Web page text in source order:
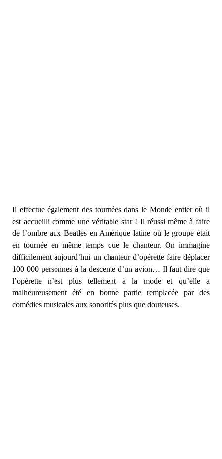
Il effectue également des tournées dans le Monde entier où il
est accueilli comme une véritable star ! Il réussi même à faire
de l’ombre aux Beatles en Amérique latine où le groupe était
en tournée en même temps que le chanteur. On immagine
difficilement aujourd’hui un chanteur d’opérette faire déplacer
100 000 personnes à la descente d’un avion… Il faut dire que
l’opérette n’est plus tellement à la mode et qu’elle a
malheureusement été en bonne partie remplacée par des
comédies musicales aux sonorités plus que douteuses.